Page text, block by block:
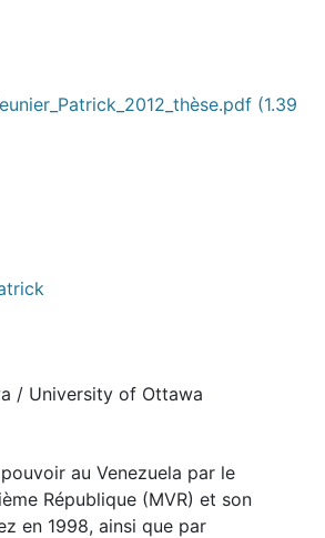
(1.39
/ University of Ottawa
au Venezuela par le
République (MVR) et son
en 1998, ainsi que par